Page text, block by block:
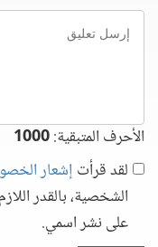
إرسل
تعليق
الأحرف المتبقية:1000
لقد قرأت إشعار
الشخصية، بالقدر
على نشر اسمي.